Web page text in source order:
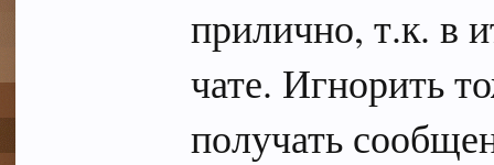
прилично, т.к. в
чате. Игнорить
получать